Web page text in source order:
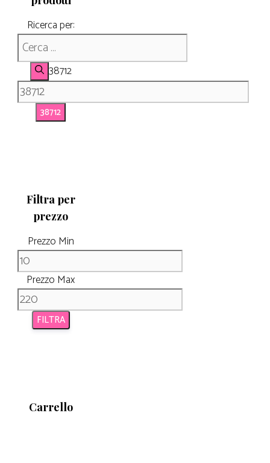
Ricerca per:
38712
Filtra per
prezzo
Prezzo Min
Prezzo Max
FILTRA
Carrello